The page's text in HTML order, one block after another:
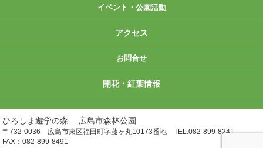
▶利用にあたってのお願い
▶開園時間・休園日
▶料金案内・施設予約
▶減免・団体申請書
▶バリアフリー
イベント・公園活動
▶イベント情報
▶自然体験活動
▶親子森林体験
▶フォレストクラブ森守
▶グリーンアドベンチャー
アクセス
お問合せ
▶お問合せ
▶よくある質問
▶個人情報保護方針
開花・紅葉情報
ひろしま遊学の森 広島市森林公園
〒732-0036 広島市東区福田町字藤ヶ丸10173番地 TEL:082-899-8241
FAX：082-899-8491